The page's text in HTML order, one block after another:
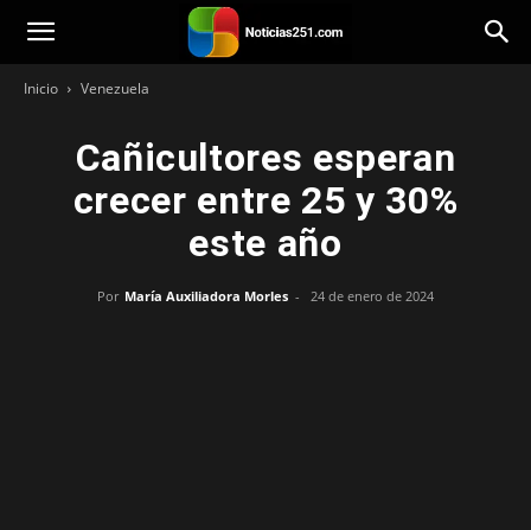
Noticias251
Inicio Venezuela
Cañicultores esperan
crecer entre 25 y 30%
este año
Por María Auxiliadora Morles - 24 de enero de 2024